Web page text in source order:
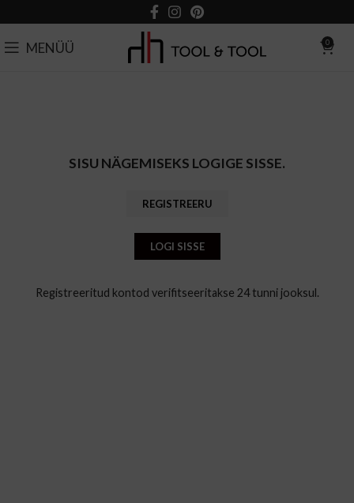
MENÜÜ 0
SISU NÄGEMISEKS LOGIGE SISSE.
REGISTREERU
LOGI SISSE
Registreeritud kontod verifitseeritakse 24 tunni jooksul.